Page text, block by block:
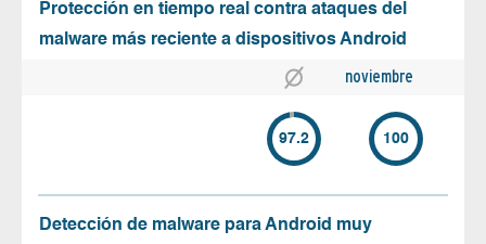
Protección en tiempo real contra ataques del
malware más reciente a dispositivos Android
noviembre
97.2 100
Detección de malware para Android muy